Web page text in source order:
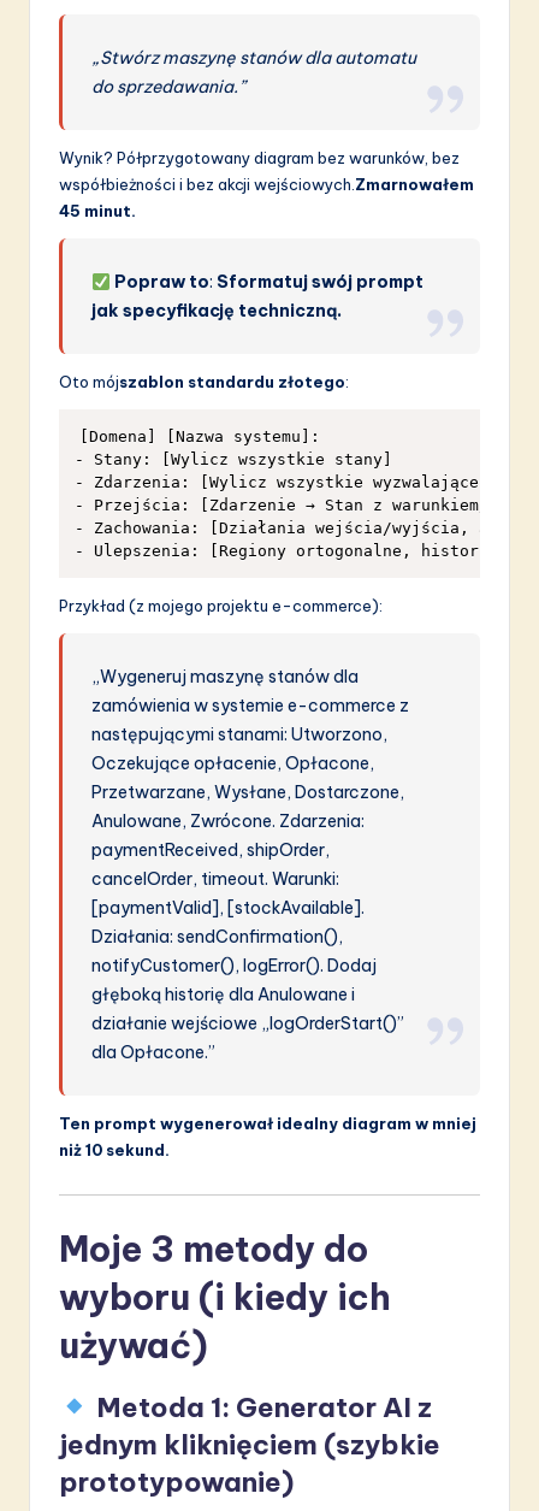
„Stwórz maszynę stanów dla automatu
do sprzedawania.”
Wynik? Półprzygotowany diagram bez warunków, bez
współbieżności i bez akcji wejściowych.Zmarnowałem
45 minut.
Popraw to: Sformatuj swój prompt
jak specyfikację techniczną.
Oto mójszablon standardu złotego:
[Domena] [Nazwa systemu]:
- Stany: [Wylicz wszystkie stany]
- Zdarzenia: [Wylicz wszystkie wyzwalające
- Przejścia: [Zdarzenie → Stan z warunkiem/
- Zachowania: [Działania wejścia/wyjścia,
Przykład (z mojego projektu e-commerce):
„Wygeneruj maszynę stanów dla
zamówienia w systemie e-commerce z
następującymi stanami: Utworzono,
Oczekujące opłacenie, Opłacone,
Przetwarzane, Wysłane, Dostarczone,
Anulowane, Zwrócone. Zdarzenia:
paymentReceived, shipOrder,
cancelOrder, timeout. Warunki:
[paymentValid], [stockAvailable].
Działania: sendConfirmation(),
notifyCustomer(), logError(). Dodaj
głęboką historię dla Anulowane i
działanie wejściowe „logOrderStart()”
dla Opłacone.”
Ten prompt wygenerował idealny diagram w mniej
niż 10 sekund.
Moje 3 metody do
wyboru (i kiedy ich
używać)
Metoda 1: Generator AI z
jednym kliknięciem (szybkie
prototypowanie)